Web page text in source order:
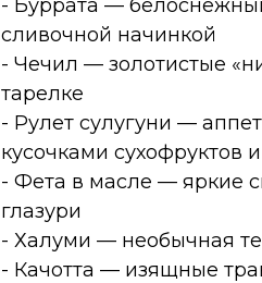
- Буррата —
сливочной начинкой
- Чечил — золотистые
тарелке
- Рулет сулугуни —
кусочками сухофруктов
- Фета в масле — яркие
глазури
- Халуми — необычная
- Качотта — изящные